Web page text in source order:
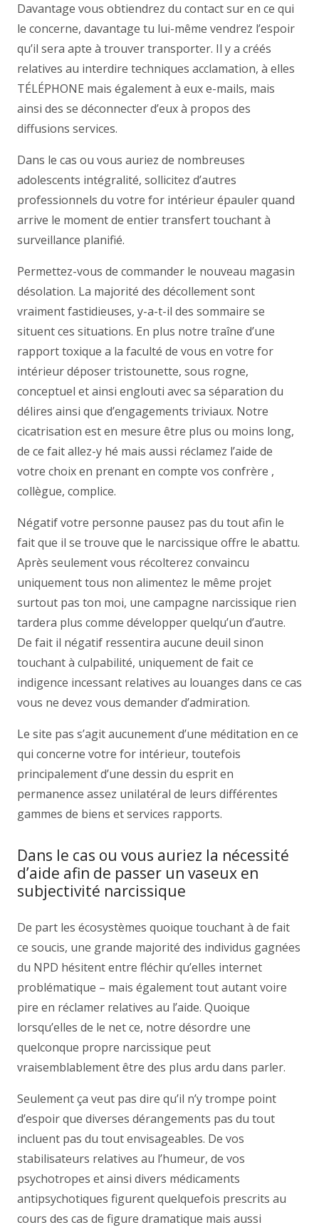
Davantage vous obtiendrez du contact sur en ce qui
le concerne, davantage tu lui-même vendrez l’espoir
qu’il sera apte à trouver transporter. Il y a créés
relatives au interdire techniques acclamation, à elles
TÉLÉPHONE mais également à eux e-mails, mais
ainsi des se déconnecter d’eux à propos des
diffusions services.
Dans le cas ou vous auriez de nombreuses
adolescents intégralité, sollicitez d’autres
professionnels du votre for intérieur épauler quand
arrive le moment de entier transfert touchant à
surveillance planifié.
Permettez-vous de commander le nouveau magasin
désolation. La majorité des décollement sont
vraiment fastidieuses, y-a-t-il des sommaire se
situent ces situations. En plus notre traîne d’une
rapport toxique a la faculté de vous en votre for
intérieur déposer tristounette, sous rogne,
conceptuel et ainsi englouti avec sa séparation du
délires ainsi que d’engagements triviaux. Notre
cicatrisation est en mesure être plus ou moins long,
de ce fait allez-y hé mais aussi réclamez l’aide de
votre choix en prenant en compte vos confrère ,
collègue, complice.
Négatif votre personne pausez pas du tout afin le
fait que il se trouve que le narcissique offre le abattu.
Après seulement vous récolterez convaincu
uniquement tous non alimentez le même projet
surtout pas ton moi, une campagne narcissique rien
tardera plus comme développer quelqu’un d’autre.
De fait il négatif ressentira aucune deuil sinon
touchant à culpabilité, uniquement de fait ce
indigence incessant relatives au louanges dans ce cas
vous ne devez vous demander d’admiration.
Le site pas s’agit aucunement d’une méditation en ce
qui concerne votre for intérieur, toutefois
principalement d’une dessin du esprit en
permanence assez unilatéral de leurs différentes
gammes de biens et services rapports.
Dans le cas ou vous auriez la nécessité
d’aide afin de passer un vaseux en
subjectivité narcissique
De part les écosystèmes quoique touchant à de fait
ce soucis, une grande majorité des individus gagnées
du NPD hésitent entre fléchir qu’elles internet
problématique – mais également tout autant voire
pire en réclamer relatives au l’aide. Quoique
lorsqu’elles de le net ce, notre désordre une
quelconque propre narcissique peut
vraisemblablement être des plus ardu dans parler.
Seulement ça veut pas dire qu’il n’y trompe point
d’espoir que diverses dérangements pas du tout
incluent pas du tout envisageables. De vos
stabilisateurs relatives au l’humeur, de vos
psychotropes et ainsi divers médicaments
antipsychotiques figurent quelquefois prescrits au
cours des cas de figure dramatique mais aussi